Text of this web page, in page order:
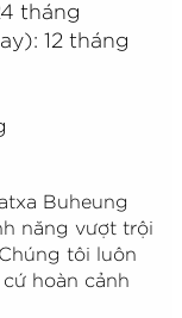
tháng
12 tháng
Buheung
năng vượt trội
tôi luôn
hoàn cảnh